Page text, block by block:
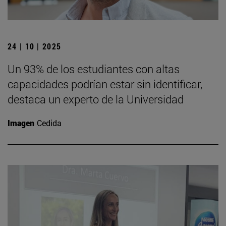
24 | 10 | 2025
Un 93% de los estudiantes con altas
capacidades podrían estar sin identificar,
destaca un experto de la Universidad
Imagen Cedida